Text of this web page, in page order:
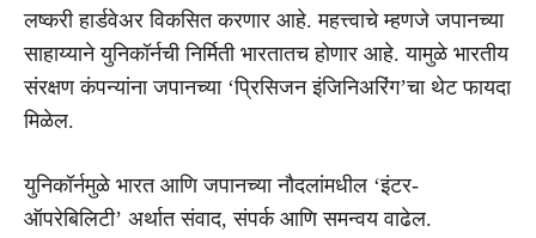
लष्करी हार्डवेअर विकसित करणार आहे. महत्त्वाचे म्हणजे जपानच्या
साहाय्याने युनिकॉर्नची निर्मिती भारतातच होणार आहे. यामुळे भारतीय
संरक्षण कंपन्यांना जपानच्या ‘प्रिसिजन इंजिनिअरिंग’चा थेट फायदा
मिळेल.
युनिकॉर्नमुळे भारत आणि जपानच्या नौदलांमधील ‘इंटर-
ऑपरेबिलिटी’ अर्थात संवाद, संपर्क आणि समन्वय वाढेल.